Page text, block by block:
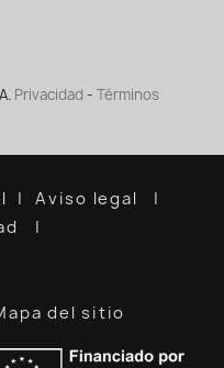
Privacidad - Términos
Aviso legal
del sitio